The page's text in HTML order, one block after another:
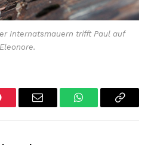
Internatsmauern trifft Paul auf
Eleonore.
Email WhatsAppCopy